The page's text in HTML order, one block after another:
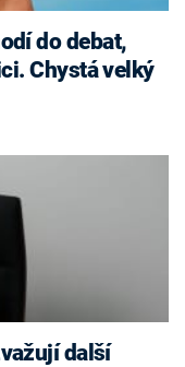
do debat,
Chystá velký